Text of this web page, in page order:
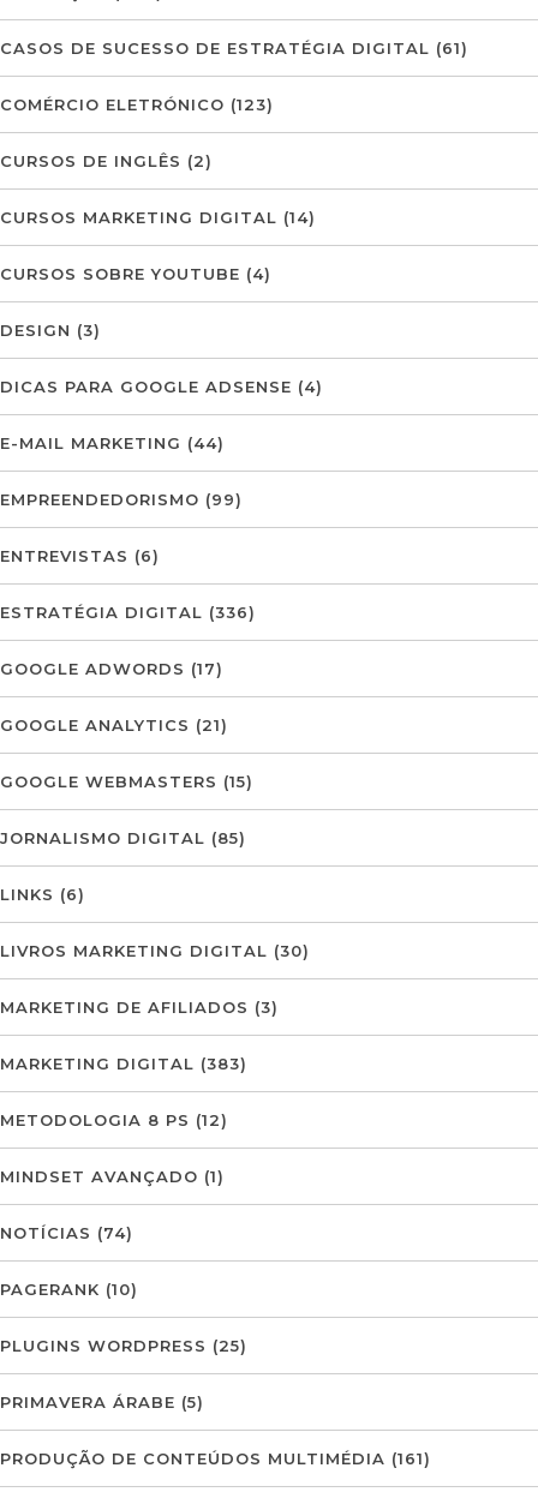
CASOS DE SUCESSO DE ESTRATÉGIA DIGITAL (61)
COMÉRCIO ELETRÓNICO (123)
CURSOS DE INGLÊS (2)
CURSOS MARKETING DIGITAL (14)
CURSOS SOBRE YOUTUBE (4)
DESIGN (3)
DICAS PARA GOOGLE ADSENSE (4)
E-MAIL MARKETING (44)
EMPREENDEDORISMO (99)
ENTREVISTAS (6)
ESTRATÉGIA DIGITAL (336)
GOOGLE ADWORDS (17)
GOOGLE ANALYTICS (21)
GOOGLE WEBMASTERS (15)
JORNALISMO DIGITAL (85)
LINKS (6)
LIVROS MARKETING DIGITAL (30)
MARKETING DE AFILIADOS (3)
MARKETING DIGITAL (383)
METODOLOGIA 8 PS (12)
MINDSET AVANÇADO (1)
NOTÍCIAS (74)
PAGERANK (10)
PLUGINS WORDPRESS (25)
PRIMAVERA ÁRABE (5)
PRODUÇÃO DE CONTEÚDOS MULTIMÉDIA (161)